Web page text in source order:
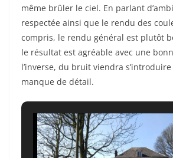
même brûler le ciel. En parlant
respectée ainsi que le rendu des
compris, le rendu général est plutôt
le résultat est agréable avec une
l’inverse, du bruit viendra
manque de détail.